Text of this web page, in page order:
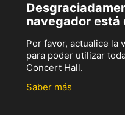
navegador está
Por favor, actualice la
para poder utilizar
Concert Hall.
Saber más